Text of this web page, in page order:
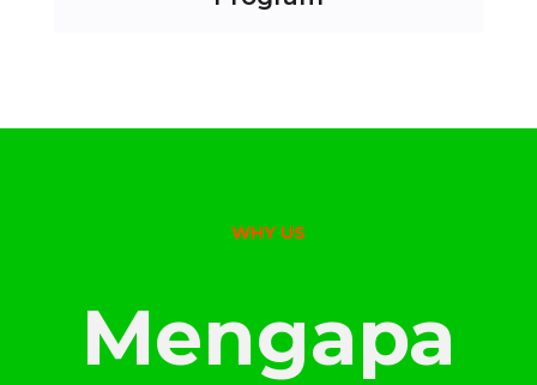
WHY US
Mengapa